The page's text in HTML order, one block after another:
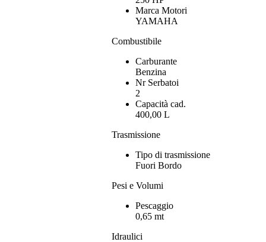
Marca Motori
YAMAHA
Combustibile
Carburante
Benzina
Nr Serbatoi
2
Capacità cad.
400,00 L
Trasmissione
Tipo di trasmissione
Fuori Bordo
Pesi e Volumi
Pescaggio
0,65 mt
Idraulici